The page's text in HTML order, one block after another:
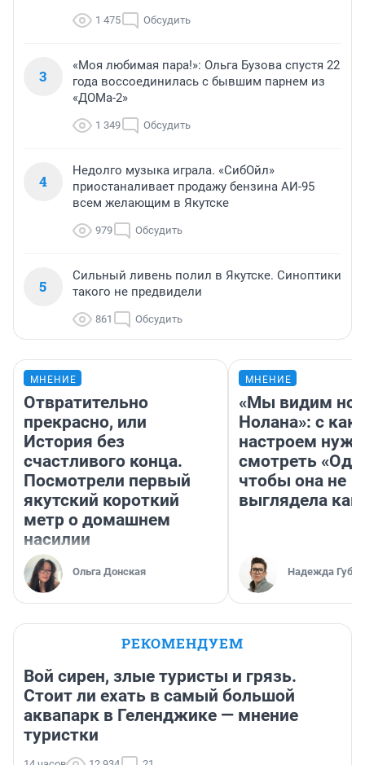
1 475 Обсудить
3
«Моя любимая пара!»: Ольга Бузова спустя 22
года воссоединилась с бывшим парнем из
«ДОМа-2»
1 349 Обсудить
4
Недолго музыка играла. «СибОйл»
приостаналивает продажу бензина АИ-95
всем желающим в Якутске
979 Обсудить
5
Сильный ливень полил в Якутске. Синоптики
такого не предвидели
861 Обсудить
МНЕНИЕ
Отвратительно
прекрасно, или
История без
счастливого конца.
Посмотрели первый
якутский короткий
метр о домашнем
насилии
Ольга Донская
МНЕНИЕ
«Мы видим
Нолана»: с
настроем
смотреть
чтобы она не
выглядела как
Надежда
РЕКОМЕНДУЕМ
Вой сирен, злые туристы и грязь.
Стоит ли ехать в самый большой
аквапарк в Геленджике — мнение
туристки